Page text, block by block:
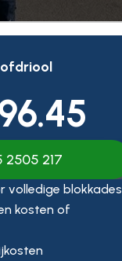
2505 217
volledige blokkades
kosten of